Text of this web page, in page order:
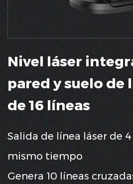
Nivel láser
pared y suelo de
de 16 líneas
Salida de línea láser de
mismo tiempo
Genera 10 líneas